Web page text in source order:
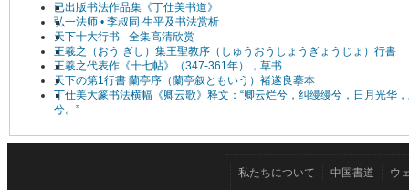
已出版书法作品集《丁仕美书道》
弘一法师 • 李叔同 生平及书法赏析
天下十大行书 - 全集高清欣赏
王羲之（おう ぎし）集王聖教序（しゅうおうしょうぎょうじょ）行書
王羲之代表作《十七帖》（347-361年），草书
天下の第1行書 蘭亭序（蘭亭叙ともいう）褚遂良摹本
丁仕美大篆书法横幅《卿云歌》释文：“卿云烂兮，纠缦缦兮，日月光华
兮。”
私たちについて 中国書道 ウ